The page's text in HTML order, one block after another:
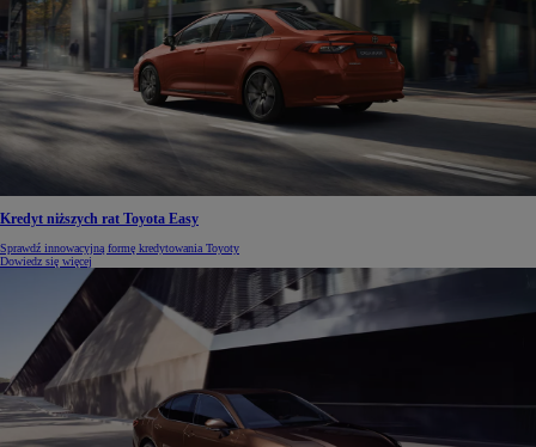
Kredyt niższych rat Toyota Easy
Sprawdź innowacyjną formę kredytowania Toyoty
Dowiedz się więcej